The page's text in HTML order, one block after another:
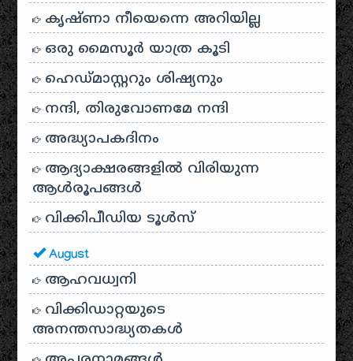
കൃഷ്ണാ നീയെന്നെ അറിയില്ല
ഒരു മൈസൂർ യാത്ര കൂടി
ഹെഡ്മാസ്റ്ററും ശിഷ്യനും
നന്ദി, തിരുവോണമേ നന്ദി
അദ്ധ്യാപകദിനം
ആദ്യാക്ഷരങ്ങളിൽ വിരിയുന്ന
ആൾരൂപങ്ങൾ
വിക്കിപീഡിയ ടൂൾസ്
August
ആഹവധ്വനി
വിക്കിഡാറ്റയുടെ
അനന്തസാദ്ധ്യതകള്‍